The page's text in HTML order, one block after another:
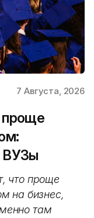
7 Августа, 2026
проще
ВУЗы
что проще
на бизнес,
там